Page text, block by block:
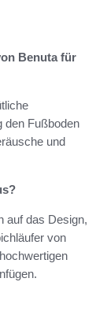
Benuta für
den Fußboden
und
auf das Design,
von